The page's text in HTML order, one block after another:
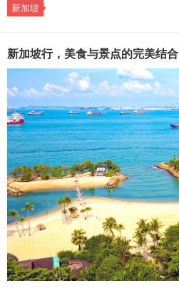
新加坡
新加坡行，美食与景点的完美结合